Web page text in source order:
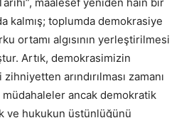
kalmış; toplumda demokrasiye
ortamı algısının yerleştirilmesi
Artık, demokrasimizin
arındırılması zamanı
ancak demokratik
ve hukukun üstünlüğünü